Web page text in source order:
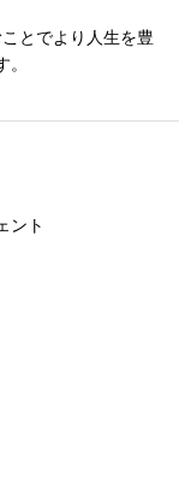
とでより人生を豊
ント